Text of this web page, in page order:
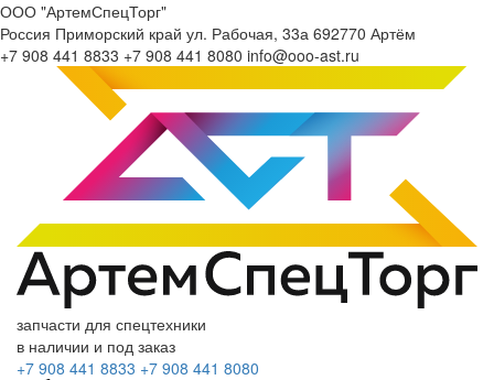
ООО "АртемСпецТорг"
Россия Приморский край ул. Рабочая, 33а 692770 Артём
+7 908 441 8833 +7 908 441 8080 info@ooo-ast.ru
запчасти для спецтехники
в наличии и под заказ
+7 908 441 8833 +7 908 441 8080